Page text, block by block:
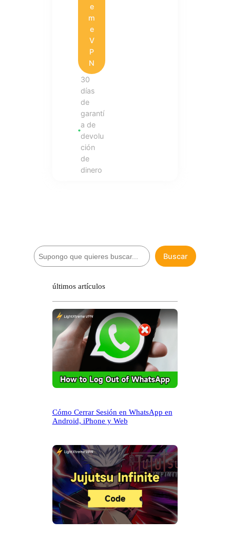
e
m
e
V
P
N
30
días
de
garantí
a de
devolu
ción
de
dinero
B
u
Buscar
últimos artículos
Cómo Cerrar Sesión en WhatsApp en
Android, iPhone y Web